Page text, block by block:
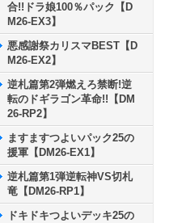
合!!ドラ娘100％パック【D
M26-EX3】
悪感謝祭カリスマBEST【D
M26-EX2】
逆札篇第2弾燃えろ禁断!逆
転のドギラゴン革命!!【DM
26-RP2】
ますますつよいパック25の
援軍【DM26-EX1】
逆札篇第1弾逆転神VS切札
竜【DM26-RP1】
ドキドキつよいデッキ25の